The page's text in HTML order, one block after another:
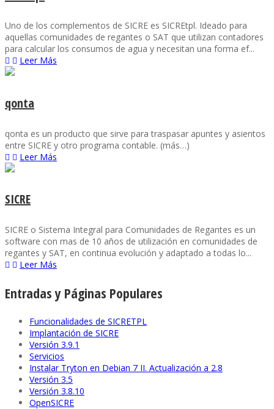
Uno de los complementos de SICRE es SICREtpl. Ideado para
aquellas comunidades de regantes o SAT que utilizan contadores
para calcular los consumos de agua y necesitan una forma ef...
Leer Más
qonta
qonta es un producto que sirve para traspasar apuntes y asientos
entre SICRE y otro programa contable. (más…)
Leer Más
SICRE
SICRE o Sistema Integral para Comunidades de Regantes es un
software con mas de 10 años de utilización en comunidades de
regantes y SAT, en continua evolución y adaptado a todas lo...
Leer Más
Entradas y Páginas Populares
Funcionalidades de SICRETPL
Implantación de SICRE
Versión 3.9.1
Servicios
Instalar Tryton en Debian 7 II. Actualización a 2.8
Versión 3.5
Versión 3.8.10
OpenSICRE